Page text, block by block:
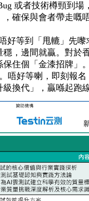
或者技術樽頸到場
確保與會者帶走嘅
好等到「甩轆」先
，邊間就贏。對於
住個「金漆招牌」
唔好等喇，即刻報
換代」，贏喺起跑